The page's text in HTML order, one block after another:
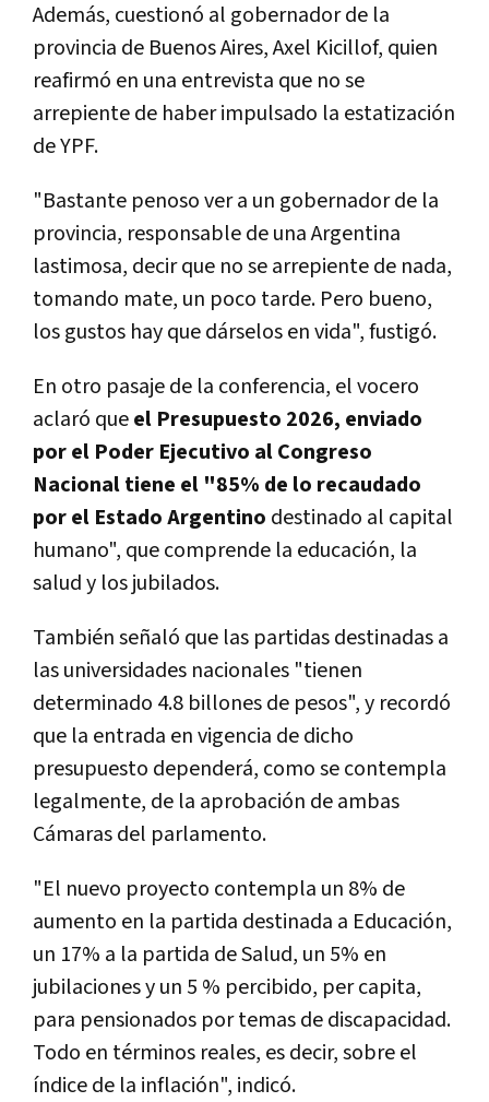
Además, cuestionó al gobernador de la
provincia de Buenos Aires, Axel Kicillof, quien
reafirmó en una entrevista que no se
arrepiente de haber impulsado la estatización
de YPF.
"Bastante penoso ver a un gobernador de la
provincia, responsable de una Argentina
lastimosa, decir que no se arrepiente de nada,
tomando mate, un poco tarde. Pero bueno,
los gustos hay que dárselos en vida", fustigó.
En otro pasaje de la conferencia, el vocero
aclaró queel Presupuesto 2026, enviado
por el Poder Ejecutivo al Congreso
Nacional tiene el "85% de lo recaudado
por el Estado Argentino destinado al capital
humano", que comprende la educación, la
salud y los jubilados.
También señaló que las partidas destinadas a
las universidades nacionales "tienen
determinado 4.8 billones de pesos", y recordó
que la entrada en vigencia de dicho
presupuesto dependerá, como se contempla
legalmente, de la aprobación de ambas
Cámaras del parlamento.
"El nuevo proyecto contempla un 8% de
aumento en la partida destinada a Educación,
un 17% a la partida de Salud, un 5% en
jubilaciones y un 5 % percibido, per capita,
para pensionados por temas de discapacidad.
Todo en términos reales, es decir, sobre el
índice de la inflación", indicó.